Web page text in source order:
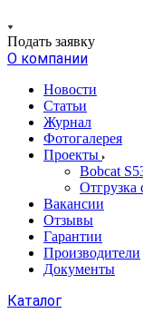
Подать заявку
О компании
Новости
Статьи
Журнал
Фотогалерея
Проекты
Bobcat
Отгрузка
Вакансии
Отзывы
Гарантии
Производители
Документы
Каталог